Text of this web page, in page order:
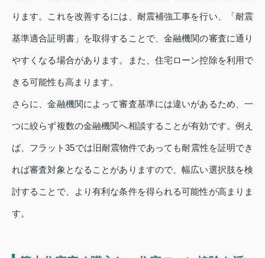
ります。これを改善するには、耐震補強工事を行い、「耐震
基準適合証明書」を取得することで、金融機関の審査に通り
やすくなる場合があります。また、住宅ローン控除を利用で
きる可能性も高まります。
さらに、金融機関によって審査基準には違いがあるため、一
つに絞らず複数の金融機関へ相談することが有効です。例え
ば、フラット35では旧耐震物件であっても耐震性を証明でき
れば審査対象となることがありますので、幅広い選択肢を検
討することで、より有利な条件を得られる可能性が高まりま
す。